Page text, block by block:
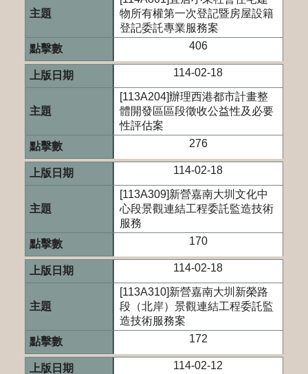
物所有權第一次登記暨房屋設籍
登記委託專業服務案
406
114-02-18
[113A204]辦理西港都市計畫整
體開發區區段徵收公益性及必要
性評估案
276
114-02-18
[113A309]新營嘉南大圳文化中
心段景觀連結工程委託監造技術
服務
170
114-02-18
[113A310]新營嘉南大圳新榮路
段（北岸）景觀連結工程委託監
造技術服務案
172
114-02-12